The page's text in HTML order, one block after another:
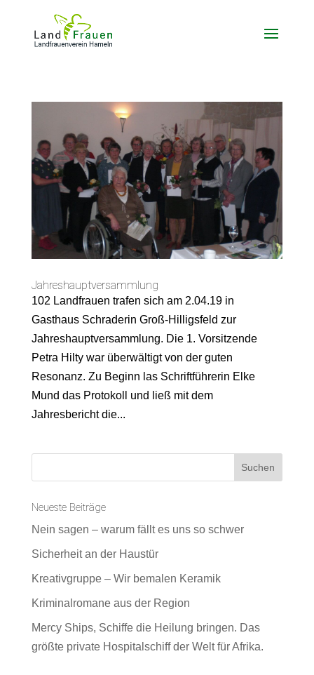
Jahreshauptversammlung
102 Landfrauen trafen sich am 2.04.19 in
Gasthaus Schraderin Groß-Hilligsfeld zur
Jahreshauptversammlung. Die 1. Vorsitzende
Petra Hilty war überwältigt von der guten
Resonanz. Zu Beginn las Schriftführerin Elke
Mund das Protokoll und ließ mit dem
Jahresbericht die...
Neueste Beiträge
Nein sagen – warum fällt es uns so schwer
Sicherheit an der Haustür
Kreativgruppe – Wir bemalen Keramik
Kriminalromane aus der Region
Mercy Ships, Schiffe die Heilung bringen. Das
größte private Hospitalschiff der Welt für Afrika.